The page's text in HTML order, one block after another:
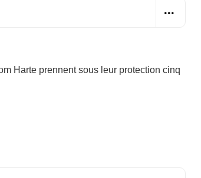
Harte prennent sous leur protection cinq